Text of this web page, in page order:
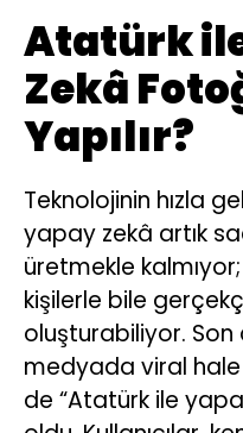
Atatürk
Zekâ
Yapılır?
Teknolojinin hızla
yapay zekâ artık
üretmekle
kişilerle bile
oluşturabiliyor.
medyada viral
de “Atatürk ile